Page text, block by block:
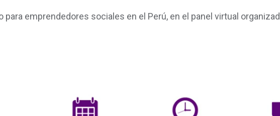
emprendedores sociales en el Perú, en el panel virtual